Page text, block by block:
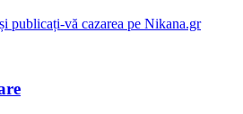
publicați-vă cazarea pe Nikana.gr